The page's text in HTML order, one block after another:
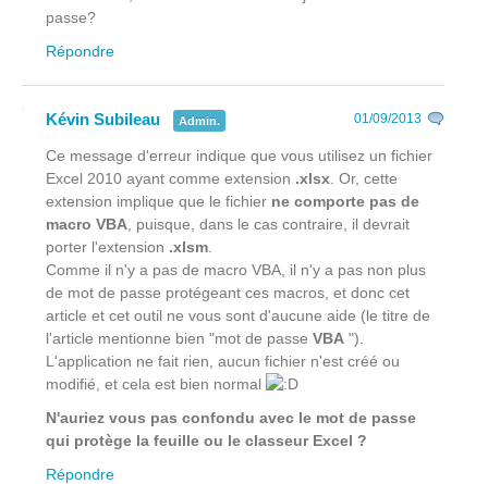
passe?
Répondre
Kévin Subileau Admin. 01/09/2013
Ce message d'erreur indique que vous utilisez un fichier
Excel 2010 ayant comme extension .xlsx . Or, cette
extension implique que le fichier ne comporte pas de
macro VBA , puisque, dans le cas contraire, il devrait
porter l'extension .xlsm
Comme il n'y a pas de macro VBA, il n'y a pas non plus
de mot de passe protégeant ces macros, et donc cet
article et cet outil ne vous sont d'aucune aide (le titre de
l'article mentionne bien "mot de passe VBA ").
L'application ne fait rien, aucun fichier n'est créé ou
modifié, et cela est bien normal
N'auriez vous pas confondu avec le mot de passe
qui protège la feuille ou le classeur Excel ?
Répondre